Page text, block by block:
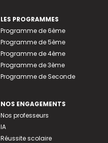
LES PROGRAMMES
Programme de 6ème
Programme de 5ème
Programme de 4ème
Programme de 3ème
Programme de Seconde
NOS ENGAGEMENTS
Nos professeurs
IA
Réussite scolaire